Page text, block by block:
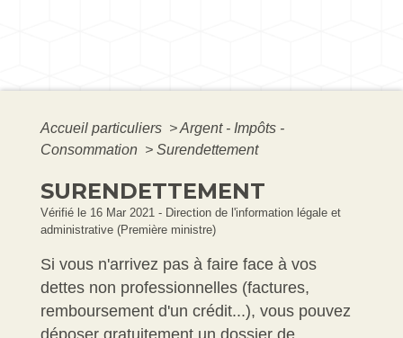
Accueil particuliers >Argent - Impôts -
Consommation > Surendettement
SURENDETTEMENT
Vérifié le 16 Mar 2021 - Direction de l'information légale et
administrative (Première ministre)
Si vous n'arrivez pas à faire face à vos
dettes non professionnelles (factures,
remboursement d'un crédit...), vous pouvez